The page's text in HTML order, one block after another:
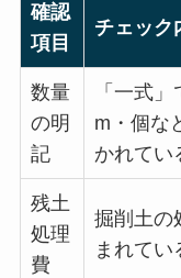
確認
項目
チェック
数量
の明
記
「一式
m・個な
かれてい
残土
処理
費
掘削土の
まれてい